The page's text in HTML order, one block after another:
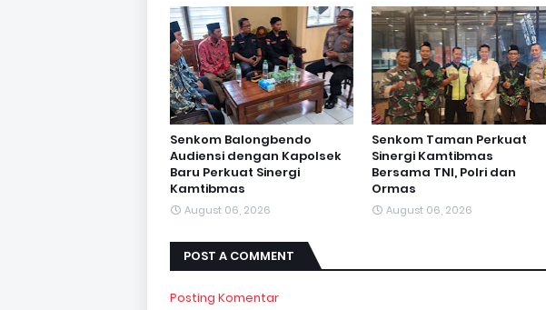
Senkom Balongbendo
Audiensi dengan Kapolsek
Baru Perkuat Sinergi
Kamtibmas
August 06, 2026
Senkom Taman Perkuat
Sinergi Kamtibmas
Bersama TNI, Polri dan
Ormas
August 06, 2026
POST A COMMENT
Posting Komentar